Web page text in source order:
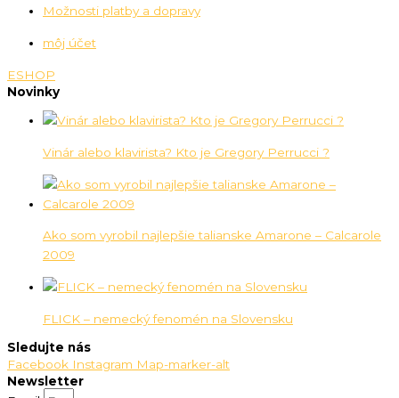
Možnosti platby a dopravy
môj účet
ESHOP
Novinky
Vinár alebo klavirista? Kto je Gregory Perrucci ?
Ako som vyrobil najlepšie talianske Amarone – Calcarole
2009
FLICK – nemecký fenomén na Slovensku
Sledujte nás
Facebook Instagram Map-marker-alt
Newsletter